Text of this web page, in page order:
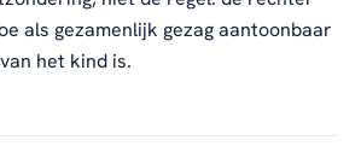
als gezamenlijk gezag aantoonbaar
het kind is.